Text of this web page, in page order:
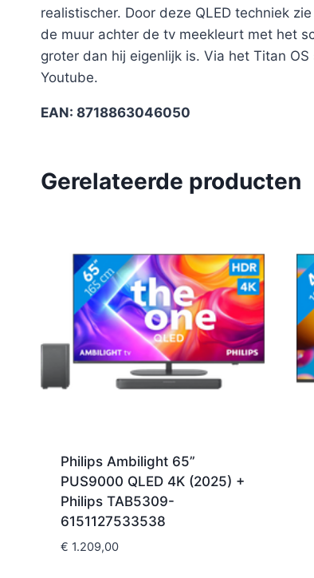
realistischer. Door deze QLED techniek
de muur achter de tv meekleurt met het
groter dan hij eigenlijk is. Via het Titan
Youtube.
EAN: 8718863046050
Gerelateerde producten
Philips Ambilight 65”
PUS9000 QLED 4K (2025) +
Philips TAB5309-
6151127533538
€ 1.209,00